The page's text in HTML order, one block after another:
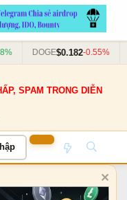
DOGE$0.182-0.55%
SPAM TRONG DIỄN